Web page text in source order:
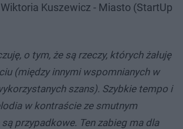
Kuszewicz - Miasto (StartUp
o tym, że są rzeczy, których żałuję
(między innymi wspomnianych w
szans). Szybkie tempo i
w kontraście ze smutnym
przypadkowe. Ten zabieg ma dla